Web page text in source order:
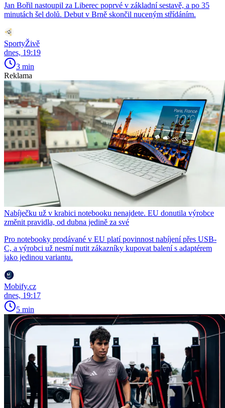
Jan Bořil nastoupil za Liberec poprvé v základní sestavě, a po 35
minutách šel dolů. Debut v Brně skončil nuceným střídáním.
SportyŽivě
dnes, 19:19
3 min
Reklama
Nabíječku už v krabici notebooku nenajdete. EU donutila výrobce
změnit pravidla, od dubna jedině za své
Pro notebooky prodávané v EU platí povinnost nabíjení přes USB-
C, a výrobci už nesmí nutit zákazníky kupovat balení s adaptérem
jako jedinou variantu.
Mobify.cz
dnes, 19:17
5 min